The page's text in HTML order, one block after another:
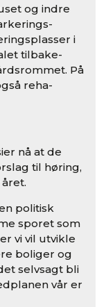
og indre
i
tilbake­
På
reha­
nå at de
til høring,
politisk
sporet som
vi vil utvikle
boliger og
selvsagt bli
vår er